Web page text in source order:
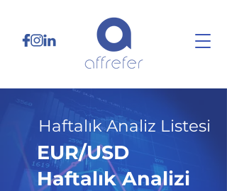
Haftalık Analiz Listesi
EUR/USD
Haftalık Analizi